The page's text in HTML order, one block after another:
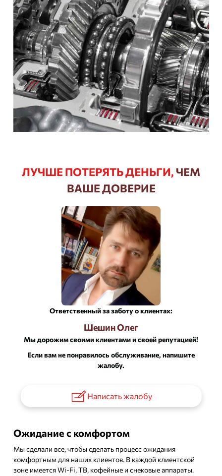
ЛУЧШЕ ПОТЕРЯТЬ ДЕНЬГИ, ЧЕМ
ВАШЕ ДОВЕРИЕ
Ответственный за заботу о клиентах:
Шешин Олег
Мы дорожим своими клиентами и своей репутацией!
Если вам не понравилось обслуживание, напишите
жалобу.
Написать жалобу
Ожидание с комфортом
Мы сделали все, чтобы сделать процесс ожидания
комфортным для наших клиентов. В каждой клиентской
зоне имеется Wi-Fi, ТВ, кофейные и снековые аппараты.